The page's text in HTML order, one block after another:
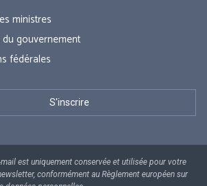
ministres
du gouvernement
fédérales
est uniquement conservée et utilisée pour votre
conformément au Règlement européen sur